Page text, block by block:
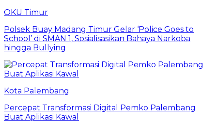
OKU Timur
Polsek Buay Madang Timur Gelar ‘Police Goes to
School’ di SMAN 1, Sosialisasikan Bahaya Narkoba
hingga Bullying
Kota Palembang
Percepat Transformasi Digital Pemko Palembang
Buat Aplikasi Kawal